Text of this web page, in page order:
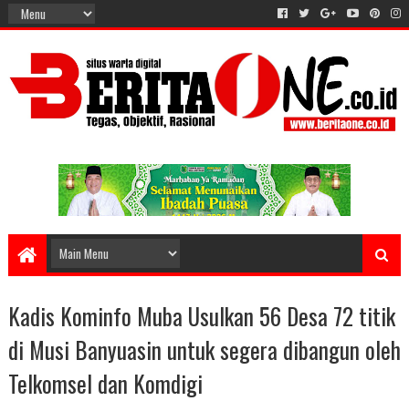
Kadis Kominfo Muba Usulkan 56 Desa 72 titik
di Musi Banyuasin untuk segera dibangun oleh
Telkomsel dan Komdigi